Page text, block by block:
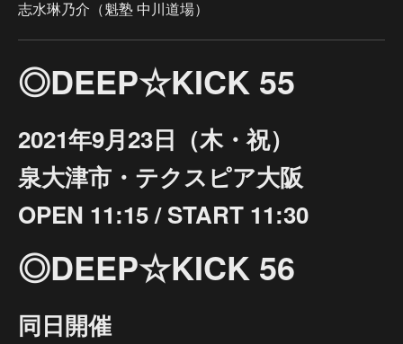
志水琳乃介（魁塾 中川道場）
◎DEEP☆KICK 55
2021年9月23日（木・祝）
泉大津市・テクスピア大阪
OPEN 11:15 / START 11:30
◎DEEP☆KICK 56
同日開催